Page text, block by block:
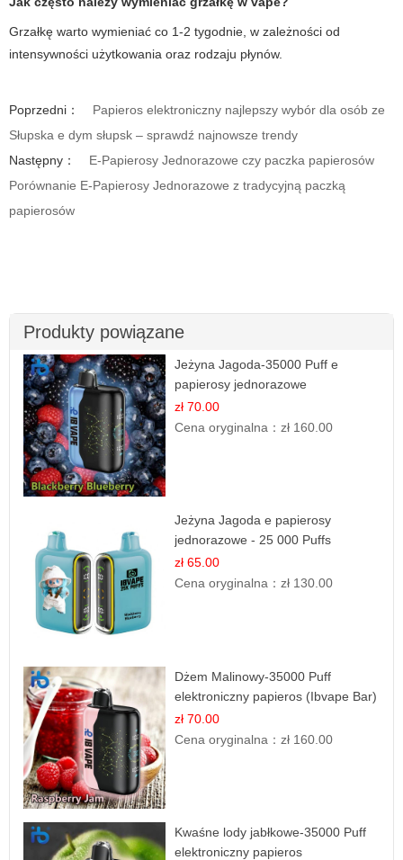
Grzałkę warto wymieniać co 1-2 tygodnie, w zależności od
intensywności użytkowania oraz rodzaju płynów.
Poprzedni：
Papieros elektroniczny najlepszy wybór dla osób ze
Słupska e dym słupsk – sprawdź najnowsze trendy
Następny：
E-Papierosy Jednorazowe czy paczka papierosów
Porównanie E-Papierosy Jednorazowe z tradycyjną paczką
papierosów
Produkty powiązane
Jeżyna Jagoda-35000 Puff e
papierosy jednorazowe
zł 70.00
Cena oryginalna：zł 160.00
Jeżyna Jagoda e papierosy
jednorazowe - 25 000 Puffs
zł 65.00
Cena oryginalna：zł 130.00
Dżem Malinowy-35000 Puff
elektroniczny papieros (Ibvape Bar)
zł 70.00
Cena oryginalna：zł 160.00
Kwaśne lody jabłkowe-35000 Puff
elektroniczny papieros